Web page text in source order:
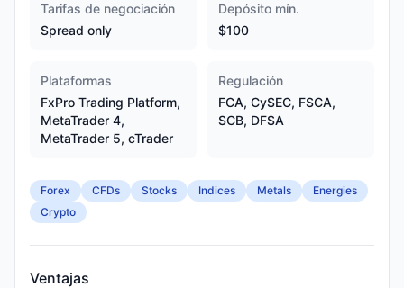
Tarifas de negociación
Spread only
Depósito mín.
$100
Plataformas
FxPro Trading Platform,
MetaTrader 4,
MetaTrader 5, cTrader
Regulación
FCA, CySEC, FSCA,
SCB, DFSA
Forex CFDs Stocks Indices Metals
Energies
Crypto
Ventajas